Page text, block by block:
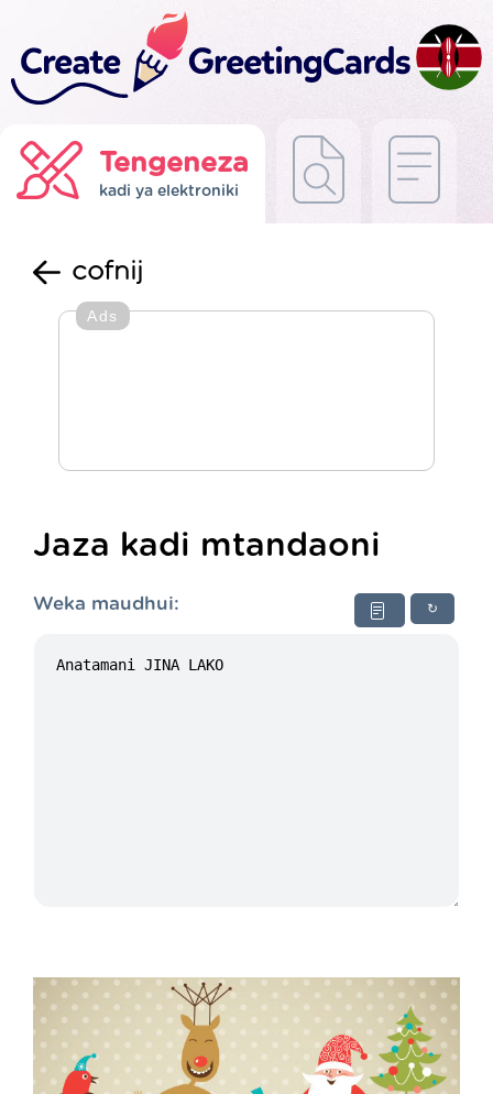
Tengeneza
kadi ya elektroniki
cofnij
Ads
Jaza kadi mtandaoni
↻
Weka maudhui: